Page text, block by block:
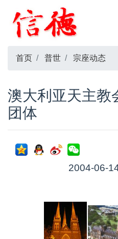
首页 普世 宗座动态
澳大利亚天主教
团体
2004-06-